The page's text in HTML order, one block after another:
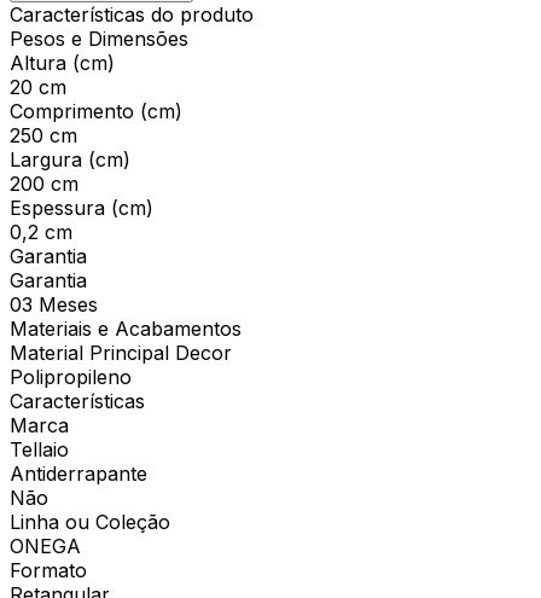
Características do produto
Pesos e Dimensões
Altura (cm)
20 cm
Comprimento (cm)
250 cm
Largura (cm)
200 cm
Espessura (cm)
0,2 cm
Garantia
Garantia
03 Meses
Materiais e Acabamentos
Material Principal Decor
Polipropileno
Características
Marca
Tellaio
Antiderrapante
Não
Linha ou Coleção
ONEGA
Formato